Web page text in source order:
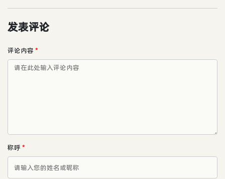
发表评论
评论内容 *
称呼*